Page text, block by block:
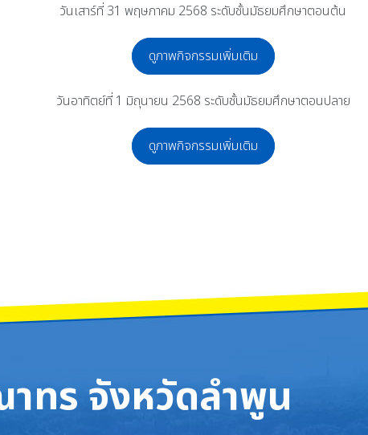
วันเสาร์ที่ 31 พฤษภาคม 2568 ระดับชั้นมัธยมศึกษาตอนต้น
ดูภาพกิจกรรมเพิ่มเติม
วันอาทิตย์ที่ 1 มิถุนายน 2568 ระดับชั้นมัธยมศึกษาตอนปลาย
ดูภาพกิจกรรมเพิ่มเติม
งเจ้าฯ พระบรมราชินี
ด ประจำปี 2568 NO SMOKING FOR BETTER FUTURE
ทร จังหวัดลำพูน